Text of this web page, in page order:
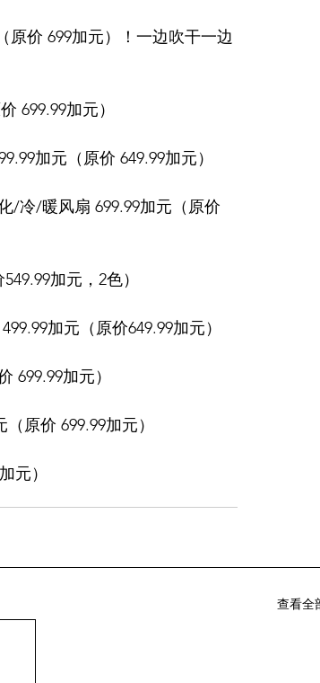
原价 699加元）！一边吹干一边
699.99加元）
加元（原价 649.99加元）
/冷/暖风扇 699.99加元（原价
加元，2色）
加元（原价649.99加元）
699.99加元）
原价 699.99加元）
元）
查看全